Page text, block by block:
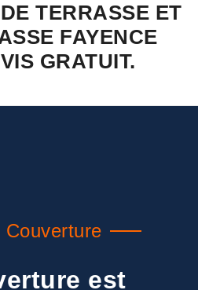
TERRASSE ET
FAYENCE
GRATUIT.
est